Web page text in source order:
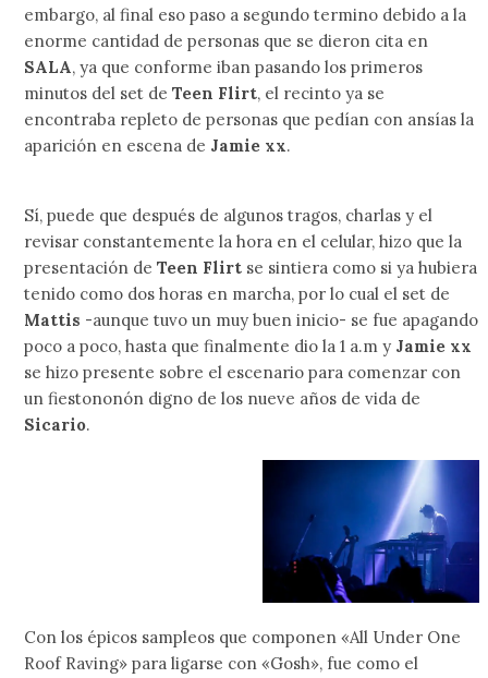
embargo, al final eso paso a segundo termino debido a la
enorme cantidad de personas que se dieron cita en
SALA, ya que conforme iban pasando los primeros
minutos del set deTeen Flirt, el recinto ya se
encontraba repleto de personas que pedían con ansías la
aparición en escena de Jamie xx.
Sí, puede que después de algunos tragos, charlas y el
revisar constantemente la hora en el celular, hizo que la
presentación deTeen Flirt se sintiera como si ya hubiera
tenido como dos horas en marcha, por lo cual el set de
Mattis -aunque tuvo un muy buen inicio- se fue apagando
poco a poco, hasta que finalmente dio la 1 a.m y Jamie xx
se hizo presente sobre el escenario para comenzar con
un fiestononón digno de los nueve años de vida de
Sicario.
Con los épicos sampleos que componen «All Under One
Roof Raving» para ligarse con «Gosh», fue como el